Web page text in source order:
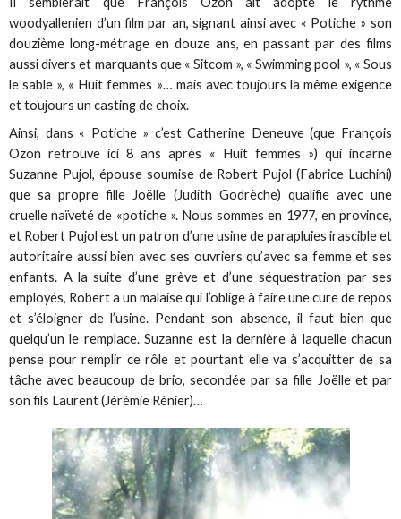
woodyallenien d’un film par an, signant ainsi avec « Potiche » son
douzième long-métrage en douze ans, en passant par des films
aussi divers et marquants que « Sitcom », « Swimming pool », « Sous
le sable », « Huit femmes »… mais avec toujours la même exigence
et toujours un casting de choix.
Ainsi, dans « Potiche » c’est Catherine Deneuve (que François
Ozon retrouve ici 8 ans après « Huit femmes ») qui incarne
Suzanne Pujol, épouse soumise de Robert Pujol (Fabrice Luchini)
que sa propre fille Joëlle (Judith Godrèche) qualifie avec une
cruelle naïveté de «potiche ». Nous sommes en 1977, en province,
et Robert Pujol est un patron d’une usine de parapluies irascible et
autoritaire aussi bien avec ses ouvriers qu’avec sa femme et ses
enfants. A la suite d’une grève et d’une séquestration par ses
employés, Robert a un malaise qui l’oblige à faire une cure de repos
et s’éloigner de l’usine. Pendant son absence, il faut bien que
quelqu’un le remplace. Suzanne est la dernière à laquelle chacun
pense pour remplir ce rôle et pourtant elle va s’acquitter de sa
tâche avec beaucoup de brio, secondée par sa fille Joëlle et par
son fils Laurent (Jérémie Rénier)…